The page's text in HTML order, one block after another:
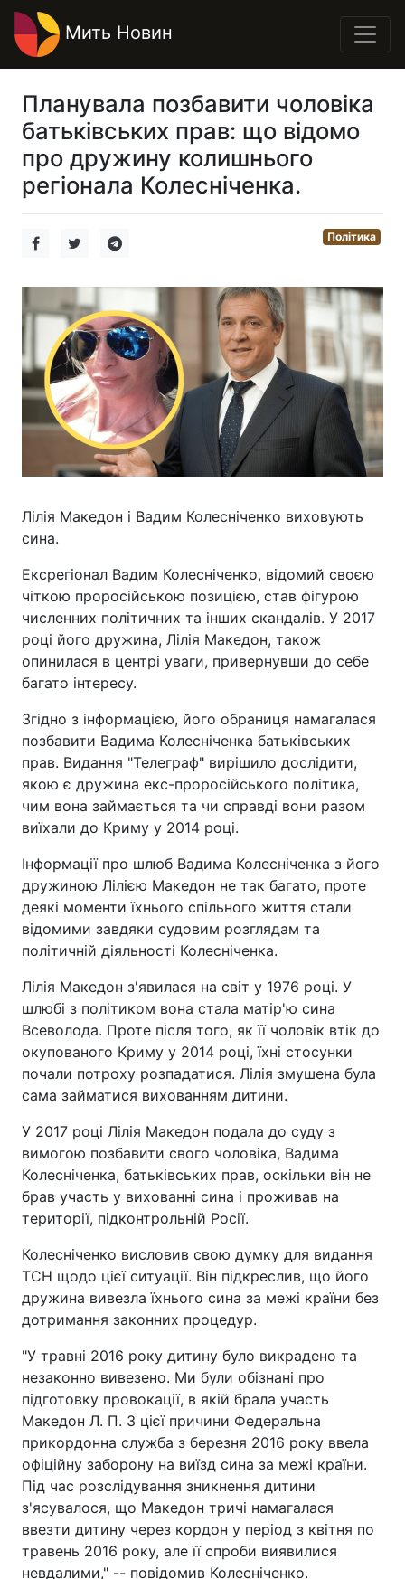
Мить Новин
Планувала позбавити чоловіка
батьківських прав: що відомо
про дружину колишнього
регіонала Колесніченка.
Політика
Лілія Македон і Вадим Колесніченко виховують
сина.
Ексрегіонал Вадим Колесніченко, відомий своєю
чіткою проросійською позицією, став фігурою
численних політичних та інших скандалів. У 2017
році його дружина, Лілія Македон, також
опинилася в центрі уваги, привернувши до себе
багато інтересу.
Згідно з інформацією, його обраниця намагалася
позбавити Вадима Колесніченка батьківських
прав. Видання "Телеграф" вирішило дослідити,
якою є дружина екс-проросійського політика,
чим вона займається та чи справді вони разом
виїхали до Криму у 2014 році.
Інформації про шлюб Вадима Колесніченка з його
дружиною Лілією Македон не так багато, проте
деякі моменти їхнього спільного життя стали
відомими завдяки судовим розглядам та
політичній діяльності Колесніченка.
Лілія Македон з'явилася на світ у 1976 році. У
шлюбі з політиком вона стала матір'ю сина
Всеволода. Проте після того, як її чоловік втік до
окупованого Криму у 2014 році, їхні стосунки
почали потроху розпадатися. Лілія змушена була
сама займатися вихованням дитини.
У 2017 році Лілія Македон подала до суду з
вимогою позбавити свого чоловіка, Вадима
Колесніченка, батьківських прав, оскільки він не
брав участь у вихованні сина і проживав на
території, підконтрольній Росії.
Колесніченко висловив свою думку для видання
ТСН щодо цієї ситуації. Він підкреслив, що його
дружина вивезла їхнього сина за межі країни без
дотримання законних процедур.
"У травні 2016 року дитину було викрадено та
незаконно вивезено. Ми були обізнані про
підготовку провокації, в якій брала участь
Македон Л. П. З цієї причини Федеральна
прикордонна служба з березня 2016 року ввела
офіційну заборону на виїзд сина за межі країни.
Під час розслідування зникнення дитини
з'ясувалося, що Македон тричі намагалася
ввезти дитину через кордон у період з квітня по
травень 2016 року, але її спроби виявилися
невдалими," -- повідомив Колесніченко.